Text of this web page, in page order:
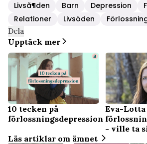
Livsã¶den Barn Depression
Relationer
Livsöden
Dela
Upptäck mer
10 tecken på
förlossningsdepression
Eva-Lotta
- ville ta
Läs artiklar om ämnet